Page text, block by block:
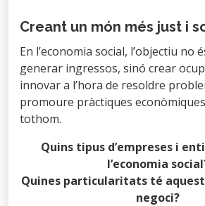
Creant un món més just i
En l’economia social, l’objectiu no
generar ingressos, sinó crear
innovar a l’hora de resoldre
promoure pràctiques
tothom.
Quins tipus d’empreses i
l’economia
Quines particularitats té
negoci?